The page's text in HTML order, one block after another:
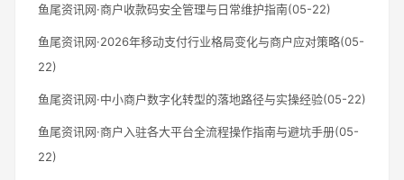
鱼尾资讯网·商户收款码安全管理与日常维护指南(05-22)
鱼尾资讯网·2026年移动支付行业格局变化与商户应对策略(05-
22)
鱼尾资讯网·中小商户数字化转型的落地路径与实操经验(05-22)
鱼尾资讯网·商户入驻各大平台全流程操作指南与避坑手册(05-
22)